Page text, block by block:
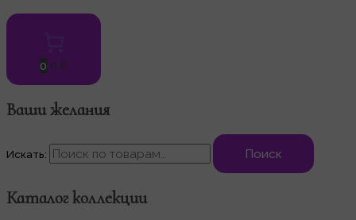
0 0 ₽
Ваши желания
Искать: Поиск
Каталог коллекции